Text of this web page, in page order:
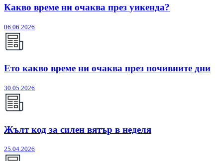
Какво време ни очаква през уикенда?
06.06.2026
Ето какво време ни очаква през почивните дни
30.05.2026
Жълт код за силен вятър в неделя
25.04.2026